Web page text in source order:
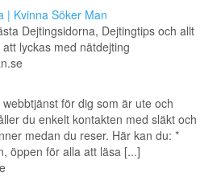
| Kvinna Söker Man
Dejtingsidorna, Dejtingtips och allt
lyckas med nätdejting
för dig som är ute och
du enkelt kontakten med släkt och
medan du reser. Här kan du: *
öppen för alla att läsa [...]